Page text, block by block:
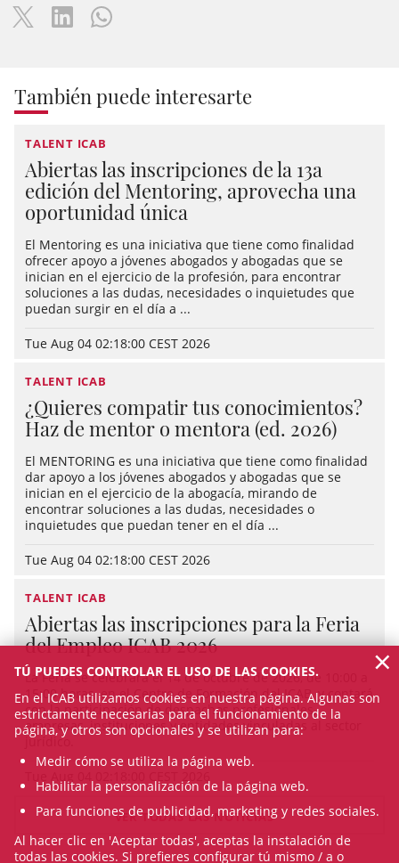
También puede interesarte
TALENT ICAB
Abiertas las inscripciones de la 13a
edición del Mentoring, aprovecha una
oportunidad única
El Mentoring es una iniciativa que tiene como finalidad
ofrecer apoyo a jóvenes abogados y abogadas que se
inician en el ejercicio de la profesión, para encontrar
soluciones a las dudas, necesidades o inquietudes que
puedan surgir en el día a ...
Tue Aug 04 02:18:00 CEST 2026
TALENT ICAB
¿Quieres compatir tus conocimientos?
Haz de mentor o mentora (ed. 2026)
El MENTORING es una iniciativa que tiene como finalidad
dar apoyo a los jóvenes abogados y abogadas que se
inician en el ejercicio de la abogacía, mirando de
encontrar soluciones a las dudas, necesidades o
inquietudes que puedan tener en el día ...
Tue Aug 04 02:18:00 CEST 2026
TALENT ICAB
Abiertas las inscripciones para la Feria
del Empleo ICAB 2026
La Feria se celebrará el 14 de octubre de 2026, de 10:00 a
15:00 horas, en el Centro de Formación del ICAB, y contará
con la participación de despachos profesionales,
empresas, instituciones y entidades vinculadas al sector
jurídico.
VER TODAS LAS NOTICIAS
TÚ PUEDES CONTROLAR EL USO DE LAS COOKIES.
En el ICAB utilizamos cookies en nuestra página. Algunas son
estrictamente necesarias para el funcionamiento de la
página, y otros son opcionales y se utilizan para:
Medir cómo se utiliza la página web.
Habilitar la personalización de la página web.
Para funciones de publicidad, marketing y redes sociales.
Al hacer clic en 'Aceptar todas', aceptas la instalación de
todas las cookies. Si prefieres configurar tú mismo / a o
×